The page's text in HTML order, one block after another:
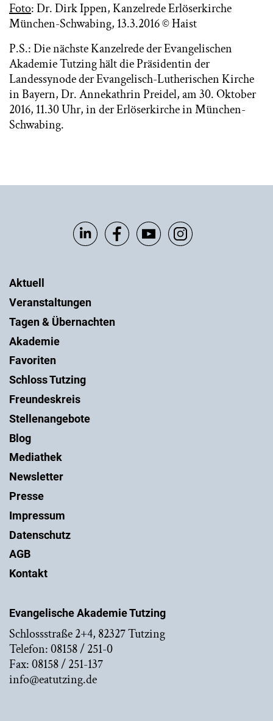
Foto: Dr. Dirk Ippen, Kanzelrede Erlöserkirche
München-Schwabing, 13.3.2016 © Haist
P.S.: Die nächste Kanzelrede der Evangelischen
Akademie Tutzing hält die Präsidentin der
Landessynode der Evangelisch-Lutherischen Kirche
in Bayern, Dr. Annekathrin Preidel, am 30. Oktober
2016, 11.30 Uhr, in der Erlöserkirche in München-
Schwabing.
Evangelische Akademie Tutzing
Schlossstraße 2+4, 82327 Tutzing
Telefon: 08158 / 251-0
Fax: 08158 / 251-137
info@eatutzing.de
Aktuell
Veranstaltungen
Tagen & Übernachten
Akademie
Favoriten
Schloss Tutzing
Freundeskreis
Stellenangebote
Blog
Mediathek
Newsletter
Presse
Impressum
Datenschutz
AGB
Kontakt